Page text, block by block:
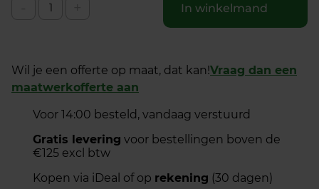
In winkelmand
Wil je een offerte op maat, dat kan!Vraag dan een
maatwerkofferte aan
Voor 14:00 besteld, vandaag verstuurd
Gratis levering voor bestellingen boven de
€125 excl btw
Kopen via iDeal of op rekening (30 dagen)